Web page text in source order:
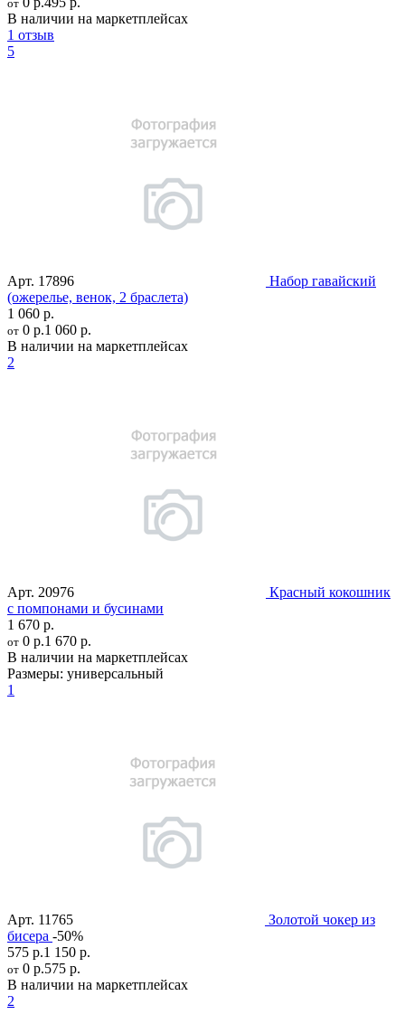
от
В наличии на маркетплейсах
1 отзыв
5
Арт. 17896
Набор гавайский
(ожерелье, венок, 2 браслета)
1 060 р.
от 0 р.1 060 р.
В наличии на маркетплейсах
2
Арт. 20976
Красный кокошник
с помпонами и бусинами
1 670 р.
от 0 р.1 670 р.
В наличии на маркетплейсах
Размеры: универсальный
1
Арт. 11765
Золотой чокер из
бисера -50%
575 р.1 150 р.
от 0 р.575 р.
В наличии на маркетплейсах
2